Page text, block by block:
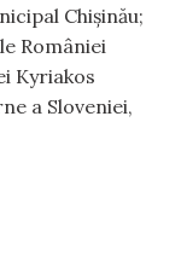
Chișinău;
României
Kyriakos
a Sloveniei,